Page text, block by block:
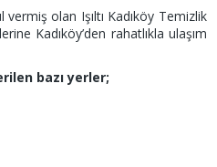
vermiş olan Işıltı Kadıköy Temizlik
Kadıköy’den rahatlıkla ulaşım
bazı yerler;